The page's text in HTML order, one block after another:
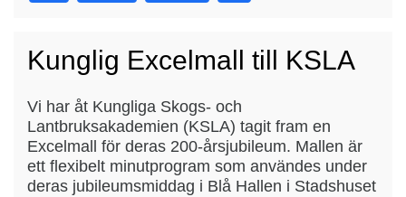
Kunglig Excelmall till KSLA
Vi har åt Kungliga Skogs- och
Lantbruksakademien (KSLA) tagit fram en
Excelmall för deras 200-årsjubileum. Mallen är
ett flexibelt minutprogram som användes under
deras jubileumsmiddag i Blå Hallen i Stadshuset